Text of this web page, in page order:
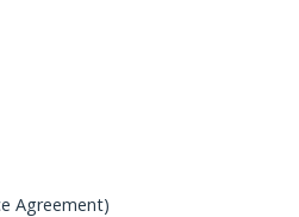
Agreement)